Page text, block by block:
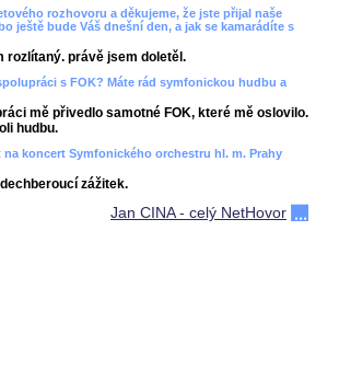
rozhovoru a děkujeme, že jste přijal naše
ještě bude Váš dnešní den, a jak se kamarádíte s
rozlítaný. právě jsem doletěl.
s FOK? Máte rád symfonickou hudbu a
mě přivedlo samotné FOK, které mě oslovilo.
hudbu.
koncert Symfonického orchestru hl. m. Prahy
zážitek.
Jan CINA - celý NetHovor